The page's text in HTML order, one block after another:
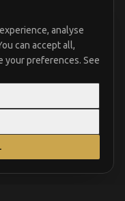
analyse
can accept all,
your preferences. See